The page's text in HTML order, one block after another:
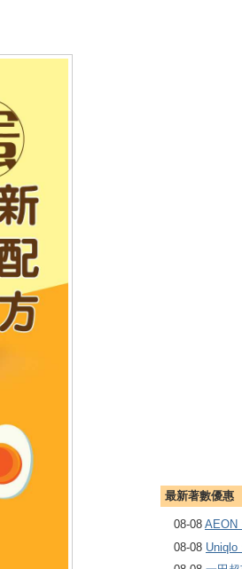
最新著數優惠
08-08 AEON
08-08 Uniqlo